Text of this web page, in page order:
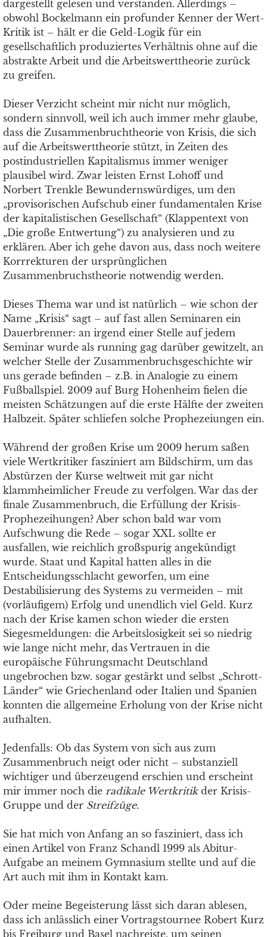
dargestellt gelesen und verstanden. Allerdings –
obwohl Bockelmann ein profunder Kenner der Wert-
Kritik ist – hält er die Geld-Logik für ein
gesellschaftlich produziertes Verhältnis ohne auf die
abstrakte Arbeit und die Arbeitswerttheorie zurück
zu greifen.
Dieser Verzicht scheint mir nicht nur möglich,
sondern sinnvoll, weil ich auch immer mehr glaube,
dass die Zusammenbruchtheorie von Krisis, die sich
auf die Arbeitswerttheorie stützt, in Zeiten des
postindustriellen Kapitalismus immer weniger
plausibel wird. Zwar leisten Ernst Lohoff und
Norbert Trenkle Bewundernswürdiges, um den
„provisorischen Aufschub einer fundamentalen Krise
der kapitalistischen Gesellschaft“ (Klappentext von
„Die große Entwertung“) zu analysieren und zu
erklären. Aber ich gehe davon aus, dass noch weitere
Korrrekturen der ursprünglichen
Zusammenbruchstheorie notwendig werden.
Dieses Thema war und ist natürlich – wie schon der
Name „Krisis“ sagt – auf fast allen Seminaren ein
Dauerbrenner: an irgend einer Stelle auf jedem
Seminar wurde als running gag darüber gewitzelt, an
welcher Stelle der Zusammenbruchsgeschichte wir
uns gerade befinden – z.B. in Analogie zu einem
Fußballspiel. 2009 auf Burg Hohenheim fielen die
meisten Schätzungen auf die erste Hälfte der zweiten
Halbzeit. Später schliefen solche Prophezeiungen ein.
Während der großen Krise um 2009 herum saßen
viele Wertkritiker fasziniert am Bildschirm, um das
Abstürzen der Kurse weltweit mit gar nicht
klammheimlicher Freude zu verfolgen. War das der
finale Zusammenbruch, die Erfüllung der Krisis-
Prophezeihungen? Aber schon bald war vom
Aufschwung die Rede – sogar XXL sollte er
ausfallen, wie reichlich großspurig angekündigt
wurde. Staat und Kapital hatten alles in die
Entscheidungsschlacht geworfen, um eine
Destabilisierung des Systems zu vermeiden – mit
(vorläufigem) Erfolg und unendlich viel Geld. Kurz
nach der Krise kamen schon wieder die ersten
Siegesmeldungen: die Arbeitslosigkeit sei so niedrig
wie lange nicht mehr, das Vertrauen in die
europäische Führungsmacht Deutschland
ungebrochen bzw. sogar gestärkt und selbst „Schrott-
Länder“ wie Griechenland oder Italien und Spanien
konnten die allgemeine Erholung von der Krise nicht
aufhalten.
Jedenfalls: Ob das System von sich aus zum
Zusammenbruch neigt oder nicht – substanziell
wichtiger und überzeugend erschien und erscheint
mir immer noch die radikale Wertkritikder Krisis-
Gruppe und der Streifzüge.
Sie hat mich von Anfang an so fasziniert, dass ich
einen Artikel von Franz Schandl 1999 als Abitur-
Aufgabe an meinem Gymnasium stellte und auf die
Art auch mit ihm in Kontakt kam.
Oder meine Begeisterung lässt sich daran ablesen,
dass ich anlässlich einer Vortragstournee Robert Kurz
bis Freiburg und Basel nachreiste, um seinen